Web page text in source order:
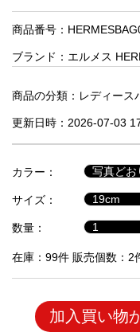
人
気
商
セ
ル
品
商品番号：
ブランド： エルメス
商品の分類： レディース
更新日時：2026-07-03
カラー：
サイズ：
数量：
在庫：99件 販売個数：2
加入買い物